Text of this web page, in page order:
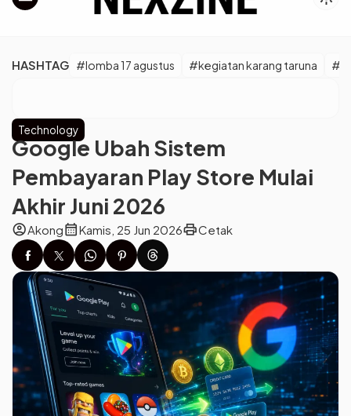
HASHTAG #lomba 17 agustus #kegiatan karang taruna
Technology
Google Ubah Sistem
Pembayaran Play Store Mulai
Akhir Juni 2026
account_circleAkongcalendar_monthKamis, 25 Jun 2026printCetak